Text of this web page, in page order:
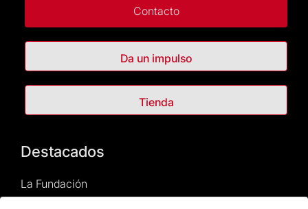
Contacto
Da un impulso
Tienda
Destacados
La Fundación